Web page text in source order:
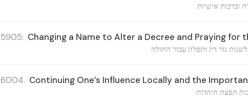
וברכות אישיות
5905. Changing a Name to Alter a Decree and Praying for
גזר דין ותפלה עבור החולה
6004. Continuing One’s Influence Locally and the
הפצת היהדות